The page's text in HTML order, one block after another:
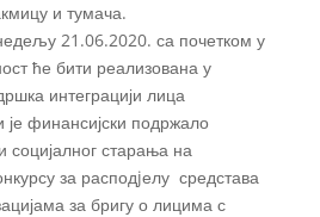
и тумача.
21.06.2020. са почетком у
ће бити реализована у
интеграцији лица
је финансијски подржало
социјалног старања на
за расподjелу средстава
за бригу о лицима с